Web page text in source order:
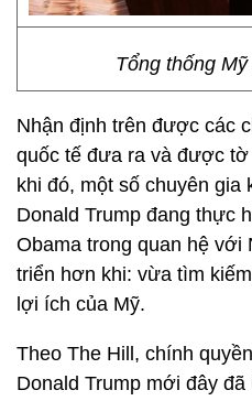
Tổng thống
Nhận định trên được các
quốc tế đưa ra và được
khi đó, một số chuyên gia
Donald Trump đang thực
Obama trong quan hệ
triển hơn khi: vừa tìm
lợi ích của Mỹ.
Theo The Hill, chính
Donald Trump mới đây